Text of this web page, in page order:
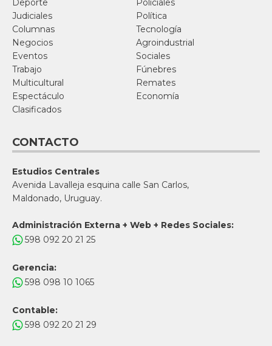
Judiciales
Política
Columnas
Tecnología
Negocios
Agroindustrial
Eventos
Sociales
Trabajo
Fúnebres
Multicultural
Remates
Espectáculo
Economía
Clasificados
CONTACTO
Estudios Centrales
Avenida Lavalleja esquina calle San Carlos,
Maldonado, Uruguay.
Administración Externa + Web + Redes Sociales:
598 092 20 21 25
Gerencia:
598 098 10 1065
Contable:
598 092 20 21 29